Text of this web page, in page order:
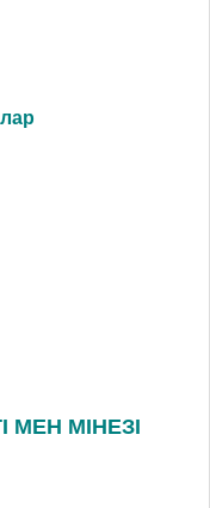
МЕН МІНЕЗІ